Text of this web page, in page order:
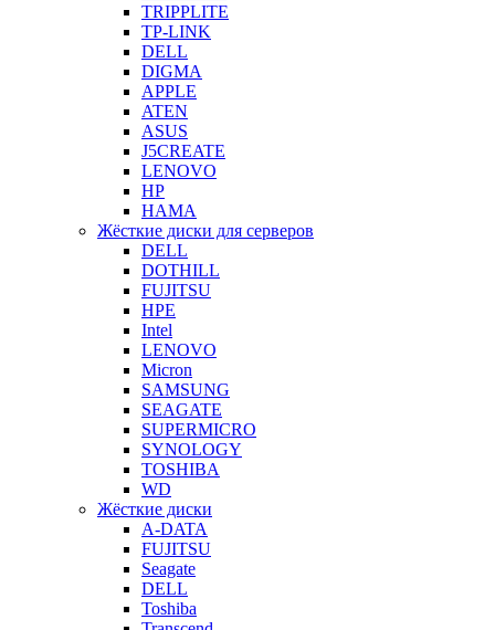
TRIPPLITE
TP-LINK
DELL
DIGMA
APPLE
ATEN
ASUS
J5CREATE
LENOVO
HP
HAMA
Жёсткие диски для серверов
DELL
DOTHILL
FUJITSU
HPE
Intel
LENOVO
Micron
SAMSUNG
SEAGATE
SUPERMICRO
SYNOLOGY
TOSHIBA
WD
Жёсткие диски
A-DATA
FUJITSU
Seagate
DELL
Toshiba